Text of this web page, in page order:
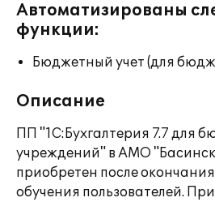
Автоматизированы
функции:
Бюджетный учет (для
Описание
ПП "1С:Бухгалтерия 7.7 для
учреждений" в АМО
приобретен после
обучения пользователей.